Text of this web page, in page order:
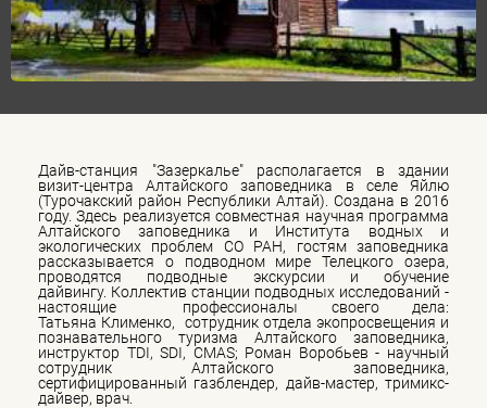
Дайв-станция "Зазеркалье" располагается в здании
визит-центра Алтайского заповедника в селе Яйлю
(Турочакский район Республики Алтай). Создана в 2016
году. Здесь реализуется совместная научная программа
Алтайского заповедника и Института водных и
экологических проблем СО РАН, гостям заповедника
рассказывается о подводном мире Телецкого озера,
проводятся подводные экскурсии и обучение
дайвингу. Коллектив станции подводных исследований -
настоящие профессионалы своего дела:
Татьяна Клименко, сотрудник отдела экопросвещения и
познавательного туризма Алтайского заповедника,
инструктор TDI, SDI, CMAS; Роман Воробьев - научный
сотрудник Алтайского заповедника,
сертифицированный газблендер, дайв-мастер, тримикс-
дайвер, врач.